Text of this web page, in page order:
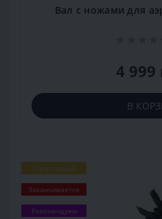
Вал с ножами для
4 999
В
Популярный
Заканчивается
Рекомендуем